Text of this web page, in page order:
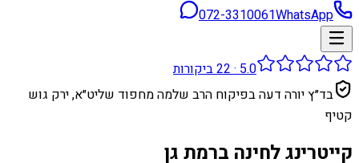
072-3310061WhatsApp
5.0
·
22ביקורות
בד״ץ יורה דעה בפיקוח הרב שלמה מחפוד שליט״א, ירק גוש
קטיף
קייטרינג לחינה ברמת גן